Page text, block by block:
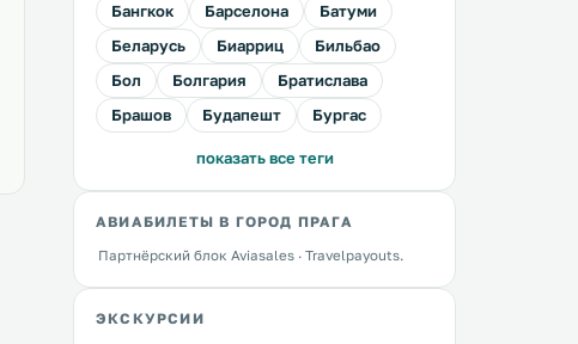
Бангкок
Барселона
Батуми
Беларусь
Биарриц
Бильбао
Бол
Болгария
Братислава
Брашов
Будапешт Бургас
показать все теги
АВИАБИЛЕТЫ В ГОРОД ПРАГА
Партнёрский блок Aviasales · Travelpayouts.
ЭКСКУРСИИ